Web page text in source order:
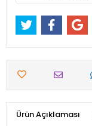
Ürün Açıklaması